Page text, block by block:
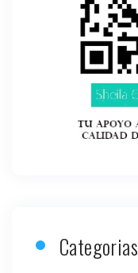
Categorias